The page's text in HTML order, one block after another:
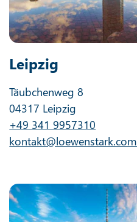
Leipzig
Täubchenweg 8
04317 Leipzig
+49 341 9957310
kontakt@loewenstark.com